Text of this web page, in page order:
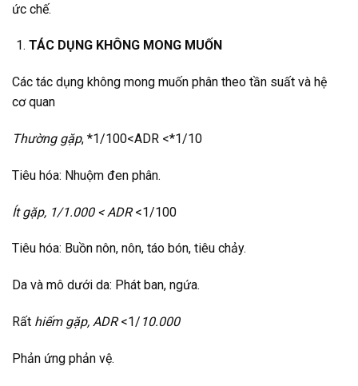
ức chế.
TÁC DỤNG KHÔNG MONG MUỐN
Các tác dụng không mong muốn phân theo tần suất và hệ
cơ quan
Thường gặp, *1/100<ADR <*1/10
Tiêu hóa: Nhuộm đen phân.
Ít gặp, 1/1.000 < ADR<1/100
Tiêu hóa: Buồn nôn, nôn, táo bón, tiêu chảy.
Da và mô dưới da: Phát ban, ngứa.
Rất hiếm gặp, ADR<1/ 10.000
Phản ứng phản vệ.